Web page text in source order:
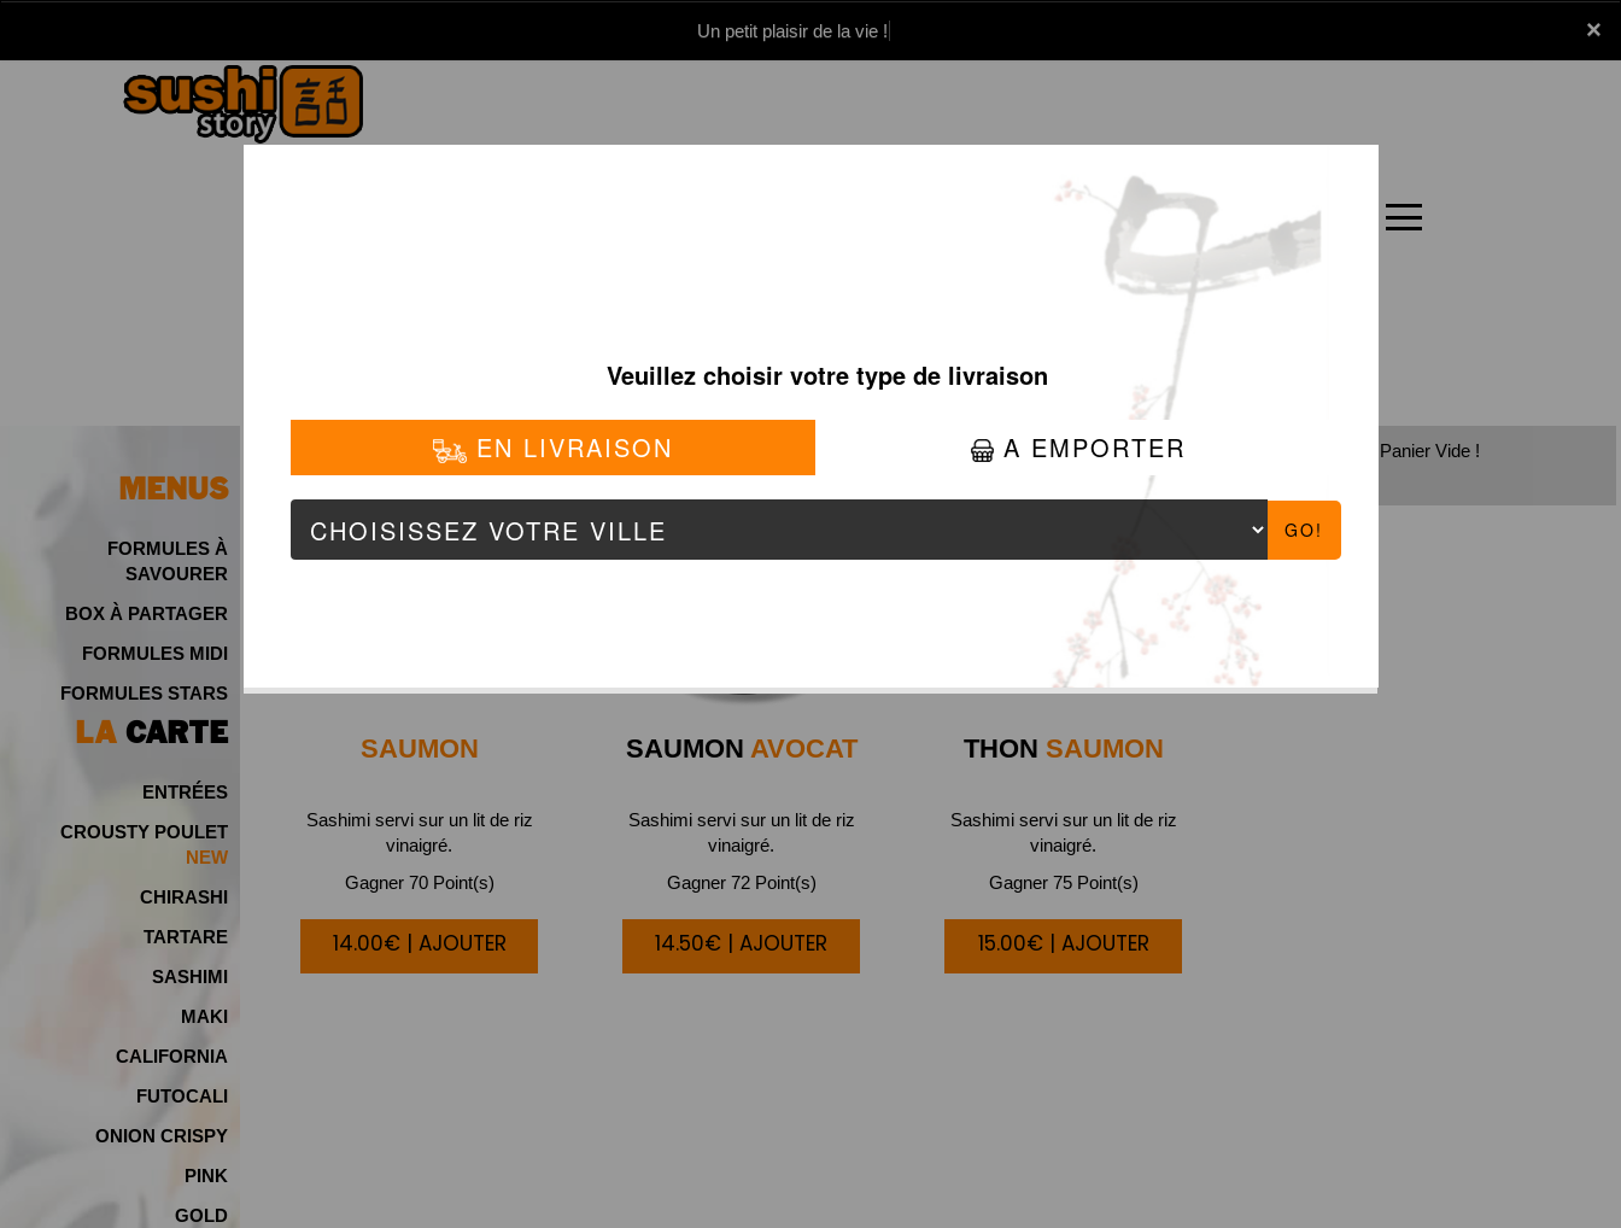
×
Un petit plaisir de la vie !
Panier Carte
x
MENUS
FORMULES À
SAVOURER
BOX À PARTAGER
FORMULES MIDI
FORMULES STARS
LA CARTE
ENTRÉES
CROUSTY POULET
NEW
CHIRASHI
TARTARE
SASHIMI
MAKI
CALIFORNIA
FUTOCALI
ONION CRISPY
PINK
GOLD
CHIRASHI
SAUMON
Sashimi servi sur un lit de riz
vinaigré.
Gagner 70 Point(s)
14.00€ | AJOUTER
SAUMON AVOCAT
Sashimi servi sur un lit de riz
vinaigré.
Gagner 72 Point(s)
14.50€ | AJOUTER
THON SAUMON
Sashimi servi sur un lit de riz
vinaigré.
Gagner 75 Point(s)
15.00€ | AJOUTER
Panier Vide !